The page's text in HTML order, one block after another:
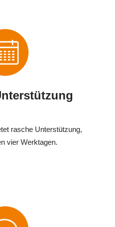
rasche Unterstützung,
vier Werktagen.